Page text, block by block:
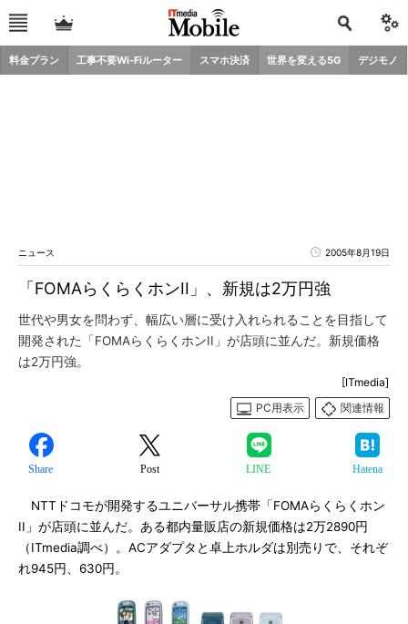
料金プラン 工事不要Wi-Fiルーター スマホ決済 世界を変える5G デジモノ
ニュース 2005年8月19日
「FOMAらくらくホンII」、新規は2万円強
世代や男女を問わず、幅広い層に受け入れられることを目指して
開発された「FOMAらくらくホンII」が店頭に並んだ。新規価格
は2万円強。
[ITmedia]
PC用表示
関連情報
Share Post LINE Hatena
NTTドコモが開発するユニバーサル携帯「FOMAらくらくホン
II」が店頭に並んだ。ある都内量販店の新規価格は2万2890円
（ITmedia調べ）。ACアダプタと卓上ホルダは別売りで、それぞ
れ945円、630円。